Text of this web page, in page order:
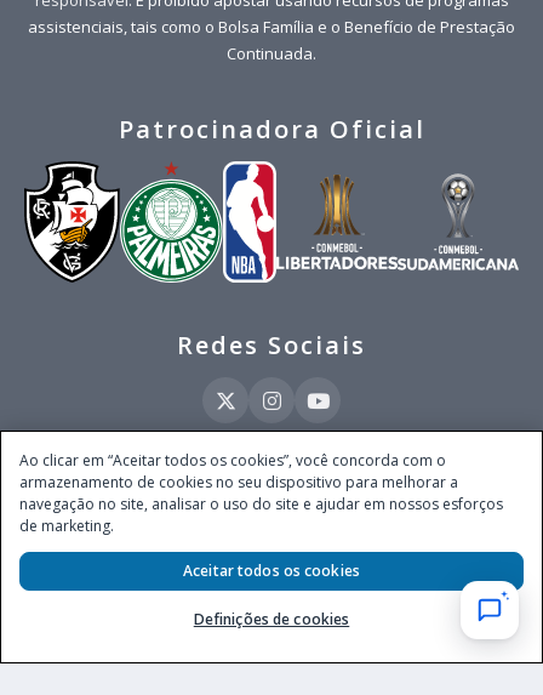
assistenciais, tais como o Bolsa Família e o Benefício de Prestação
Continuada.
Patrocinadora Oficial
Redes Sociais
Este site é operado pela Ventmear Brasil LTDA (CNPJ 52.868.380/0001-84), com
endereço na Avenida Brigadeiro Faria Lima, nº 4.055, 3º andar, Itaim Bibi, no
Município de São Paulo, Estado de São Paulo, CEP 04538-133, Brasil - empresa
autorizada a operar apostas de quota fixa em todo território nacional pela
Secretaria de Prêmios e Apostas do Ministério da Fazenda, conforme Portaria nº
247, de 07.02.2025, publicada no DOU em 11.2.2025.
Ao clicar em “Aceitar todos os cookies”, você concorda com o
armazenamento de cookies no seu dispositivo para melhorar a
navegação no site, analisar o uso do site e ajudar em nossos esforços
de marketing.
Definições de cookies
Aceitar todos os cookies